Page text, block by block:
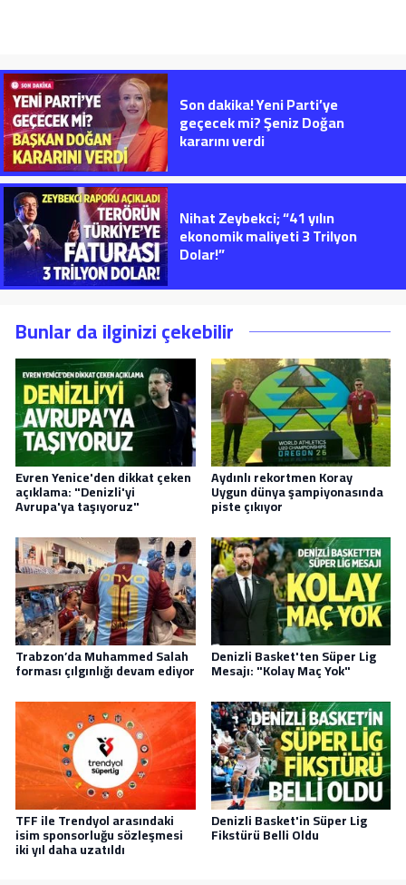
Son dakika! Yeni Parti’ye
geçecek mi? Şeniz Doğan
kararını verdi
Nihat Zeybekci; “41 yılın
ekonomik maliyeti 3 Trilyon
Dolar!”
Bunlar da ilginizi çekebilir
Evren Yenice'den dikkat çeken
açıklama: "Denizli'yi
Avrupa'ya taşıyoruz"
Aydınlı rekortmen Koray
Uygun dünya şampiyonasında
piste çıkıyor
Trabzon’da Muhammed Salah
forması çılgınlığı devam ediyor
Denizli Basket'ten Süper Lig
Mesajı: "Kolay Maç Yok"
TFF ile Trendyol arasındaki
isim sponsorluğu sözleşmesi
iki yıl daha uzatıldı
Denizli Basket'in Süper Lig
Fikstürü Belli Oldu